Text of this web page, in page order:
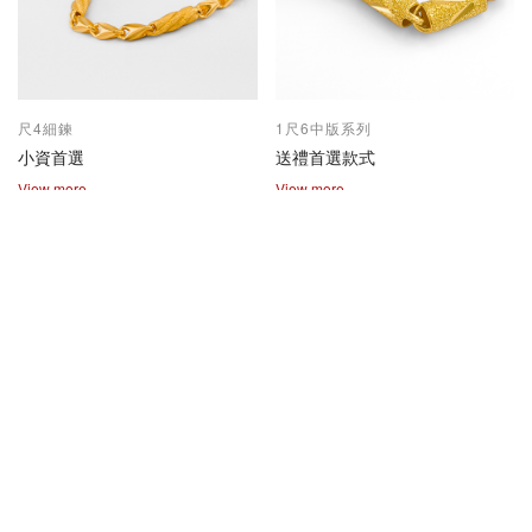
尺4細鍊
小資首選
View more
1尺6中版系列
送禮首選款式
View more